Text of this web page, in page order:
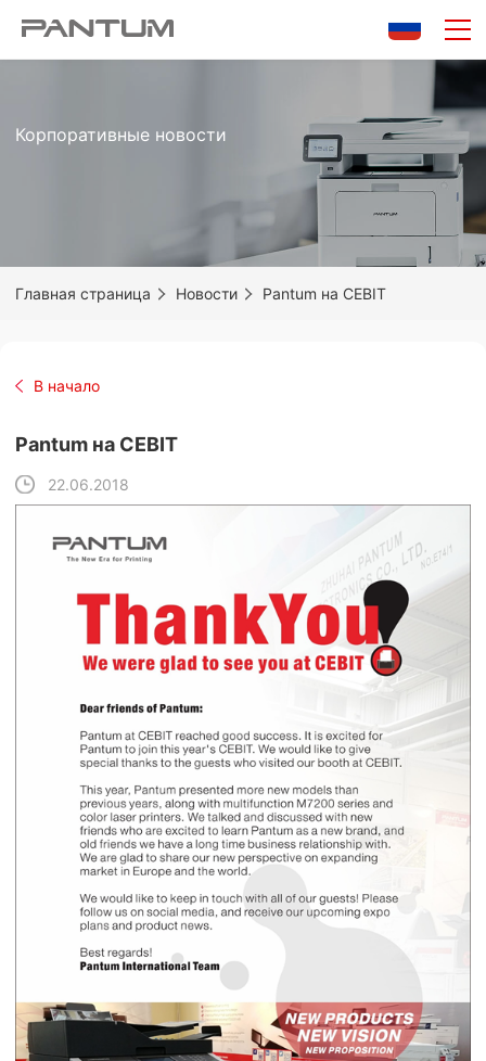
Корпоративные новости
Главная страница Новости Pantum на CEBIT
В начало
Pantum на CEBIT
22.06.2018